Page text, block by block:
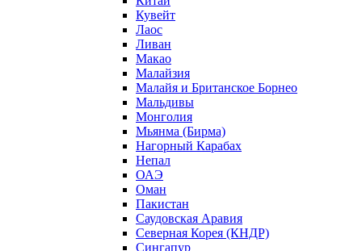
Кувейт
Лаос
Ливан
Макао
Малайзия
Малайя и Британское Борнео
Мальдивы
Монголия
Мьянма (Бирма)
Нагорный Карабах
Непал
ОАЭ
Оман
Пакистан
Саудовская Аравия
Северная Корея (КНДР)
Сингапур